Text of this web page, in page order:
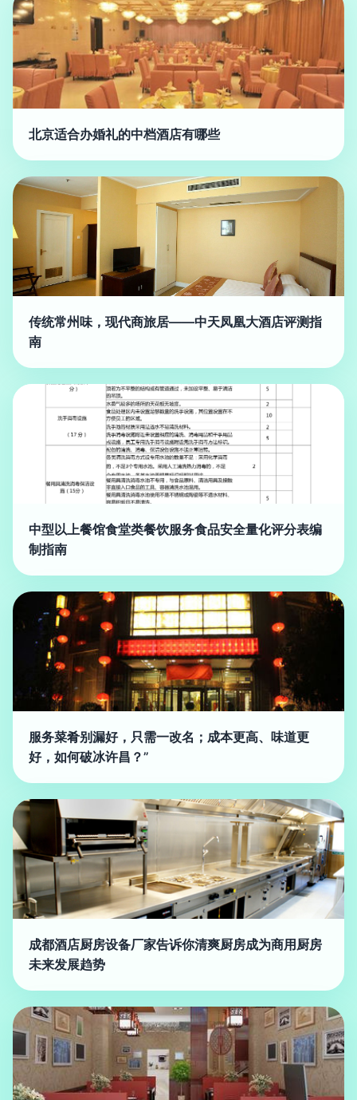
北京适合办婚礼的中档酒店有哪些
传统常州味，现代商旅居——中天凤凰大酒店评测指
南
中型以上餐馆食堂类餐饮服务食品安全量化评分表编
制指南
服务菜肴别漏好，只需一改名；成本更高、味道更
好，如何破冰许昌？”
成都酒店厨房设备厂家告诉你清爽厨房成为商用厨房
未来发展趋势